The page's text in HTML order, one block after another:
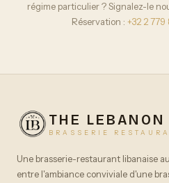
régime particulier ? Signalez-le
Réservation : +32 2 779
THE LEBANON
BRASSERIE
Une brasserie-restaurant libanaise
entre l'ambiance conviviale d'une